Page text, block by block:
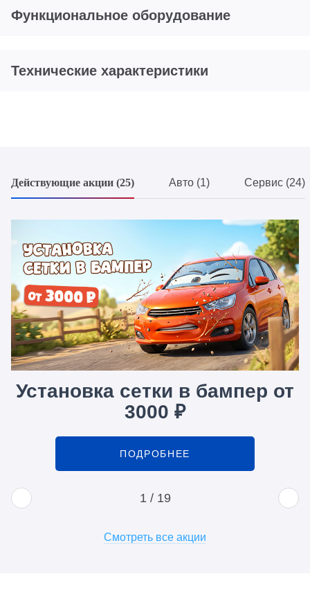
Функциональное оборудование
Технические характеристики
Действующие акции (25) Авто (1) Сервис (24)
Установка сетки в бампер от
3000 ₽
ПОДРОБНЕЕ
1 / 19
Смотреть все акции